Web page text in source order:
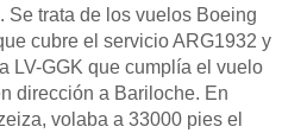
trata de los vuelos Boeing
cubre el servicio ARG1932 y
LV-GGK que cumplía el vuelo
dirección a Bariloche. En
volaba a 33000 pies el